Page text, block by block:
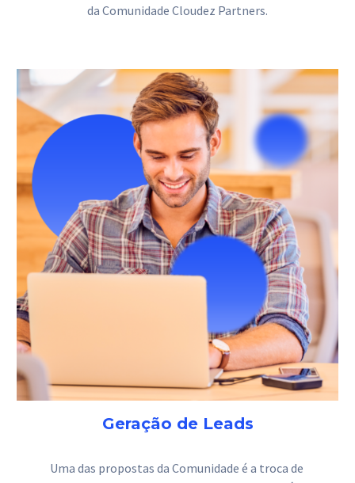
da Comunidade Cloudez Partners.
Geração de Leads
Uma das propostas da Comunidade é a troca de